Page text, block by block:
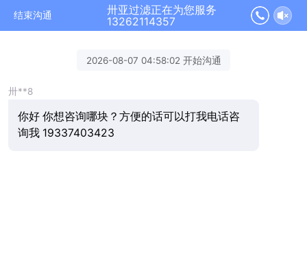
结束沟通
卅亚过滤正在为您服务
13262114357
2026-08-07 04:58:02 开始沟通
卅**8
你好 你想咨询哪块？方便的话可以打我电话咨
询我 19337403423